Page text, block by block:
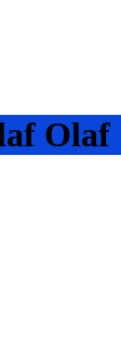
Olaf